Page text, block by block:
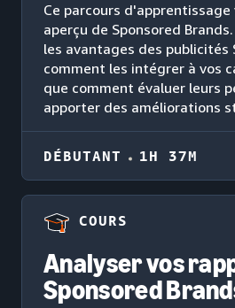
Ce parcours d'apprentissage
aperçu de Sponsored
les avantages des publicités
comment les intégrer à vos
que comment évaluer leurs
apporter des améliorations
DÉBUTANT 1H 37M
COURS
Analyser vos
Sponsored